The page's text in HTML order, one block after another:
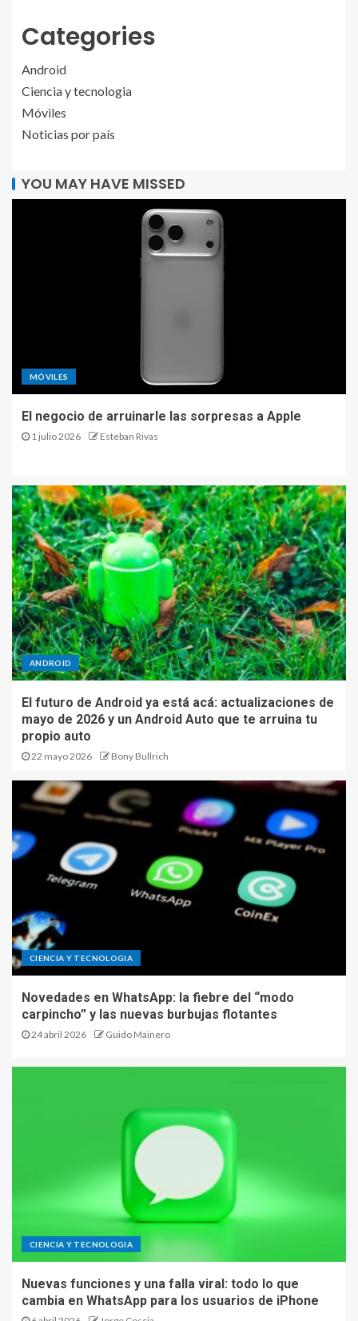
Categories
Android
Ciencia y tecnologia
Móviles
Noticias por país
YOU MAY HAVE MISSED
MÓVILES
El negocio de arruinarle las sorpresas a Apple
1 julio 2026 Esteban Rivas
ANDROID
El futuro de Android ya está acá: actualizaciones de
mayo de 2026 y un Android Auto que te arruina tu
propio auto
22 mayo 2026 Bony Bullrich
CIENCIA Y TECNOLOGIA
Novedades en WhatsApp: la fiebre del “modo
carpincho” y las nuevas burbujas flotantes
24 abril 2026 Guido Mainero
CIENCIA Y TECNOLOGIA
Nuevas funciones y una falla viral: todo lo que
cambia en WhatsApp para los usuarios de iPhone